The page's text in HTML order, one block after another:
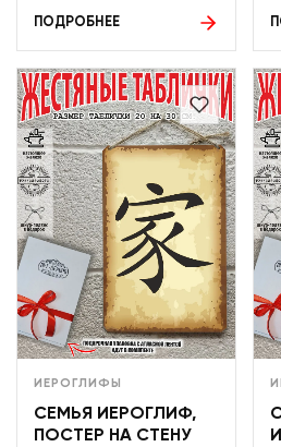
ПОДРОБНЕЕ
ИЕРОГЛИФЫ
СЕМЬЯ ИЕРОГЛИФ,
ПОСТЕР НА СТЕНУ